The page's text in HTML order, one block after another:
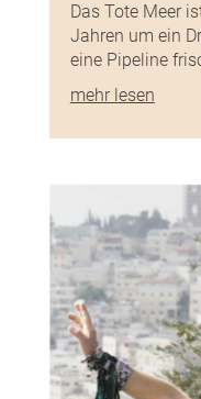
Das Tote Meer
Jahren um ein
eine Pipeline
mehr lesen